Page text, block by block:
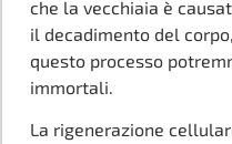
che la vecchiaia è
il decadimento del
questo processo
immortali.
La rigenerazione